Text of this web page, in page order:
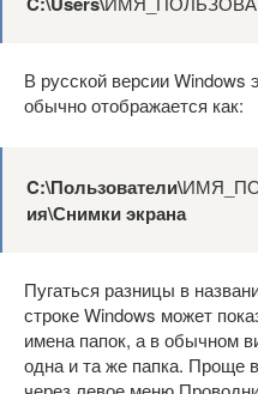
В русской версии Windows
обычно отображается как:
C:\Пользователи\
ия\Снимки экрана
Пугаться разницы в
строке Windows может
имена папок, а в обычном
одна и та же папка. Проще